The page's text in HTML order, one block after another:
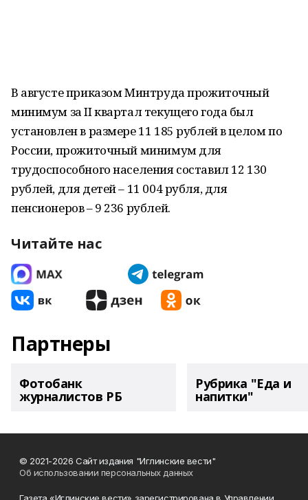
В августе приказом Минтруда прожиточный
минимум за II квартал текущего года был
установлен в размере 11 185 рублей в целом по
России, прожиточный минимум для
трудоспособного населения составил 12 130
рублей, для детей – 11 004 рубля, для
пенсионеров – 9 236 рублей.
Читайте нас
Партнеры
Фотобанк
журналистов РБ
Рубрика "Еда и
напитки"
© 2021-2026 Сайт издания "Иглинские вести"
Об использовании персональных данных